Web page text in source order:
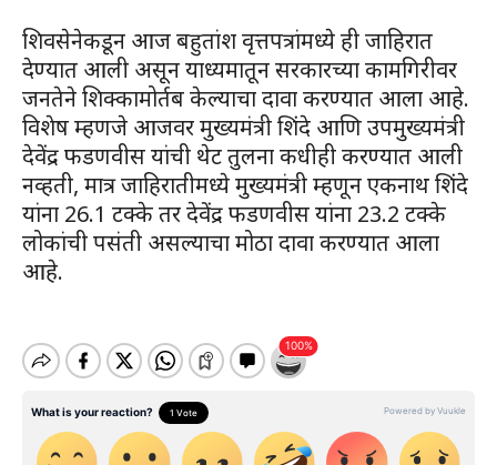
शिवसेनेकडून आज बहुतांश वृत्तपत्रांमध्ये ही जाहिरात
देण्यात आली असून याध्यमातून सरकारच्या कामगिरीवर
जनतेने शिक्कामोर्तब केल्याचा दावा करण्यात आला आहे.
विशेष म्हणजे आजवर मुख्यमंत्री शिंदे आणि उपमुख्यमंत्री
देवेंद्र फडणवीस यांची थेट तुलना कधीही करण्यात आली
नव्हती, मात्र जाहिरातीमध्ये मुख्यमंत्री म्हणून एकनाथ शिंदे
यांना 26.1 टक्के तर देवेंद्र फडणवीस यांना 23.2 टक्के
लोकांची पसंती असल्याचा मोठा दावा करण्यात आला
आहे.